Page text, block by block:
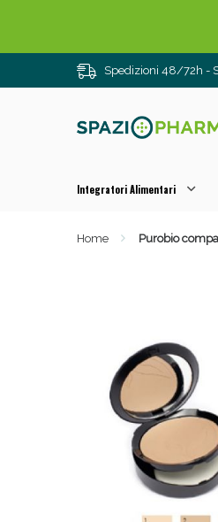
Spedizioni 48/72h -
Integratori Alimentari
Home Purobio